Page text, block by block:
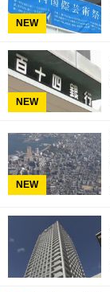
NEW
NEW
NEW